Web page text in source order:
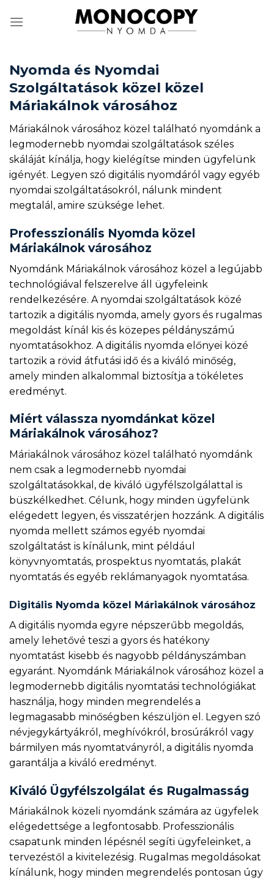
Nyomda és Nyomdai
Szolgáltatások közel közel
Máriakálnok városához
Máriakálnok városához közel található nyomdánk a
legmodernebb nyomdai szolgáltatások széles
skáláját kínálja, hogy kielégítse minden ügyfelünk
igényét. Legyen szó digitális nyomdáról vagy egyéb
nyomdai szolgáltatásokról, nálunk mindent
megtalál, amire szüksége lehet.
Professzionális Nyomda közel
Máriakálnok városához
Nyomdánk Máriakálnok városához közel a legújabb
technológiával felszerelve áll ügyfeleink
rendelkezésére. A nyomdai szolgáltatások közé
tartozik a digitális nyomda, amely gyors és rugalmas
megoldást kínál kis és közepes példányszámú
nyomtatásokhoz. A digitális nyomda előnyei közé
tartozik a rövid átfutási idő és a kiváló minőség,
amely minden alkalommal biztosítja a tökéletes
eredményt.
Miért válassza nyomdánkat közel
Máriakálnok városához?
Máriakálnok városához közel található nyomdánk
nem csak a legmodernebb nyomdai
szolgáltatásokkal, de kiváló ügyfélszolgálattal is
büszkélkedhet. Célunk, hogy minden ügyfelünk
elégedett legyen, és visszatérjen hozzánk. A digitális
nyomda mellett számos egyéb nyomdai
szolgáltatást is kínálunk, mint például
könyvnyomtatás, prospektus nyomtatás, plakát
nyomtatás és egyéb reklámanyagok nyomtatása.
Digitális Nyomda közel Máriakálnok városához
A digitális nyomda egyre népszerűbb megoldás,
amely lehetővé teszi a gyors és hatékony
nyomtatást kisebb és nagyobb példányszámban
egyaránt. Nyomdánk Máriakálnok városához közel a
legmodernebb digitális nyomtatási technológiákat
használja, hogy minden megrendelés a
legmagasabb minőségben készüljön el. Legyen szó
névjegykártyákról, meghívókról, brosúrákról vagy
bármilyen más nyomtatványról, a digitális nyomda
garantálja a kiváló eredményt.
Kiváló Ügyfélszolgálat és Rugalmasság
Máriakálnok közeli nyomdánk számára az ügyfelek
elégedettsége a legfontosabb. Professzionális
csapatunk minden lépésnél segíti ügyfeleinket, a
tervezéstől a kivitelezésig. Rugalmas megoldásokat
kínálunk, hogy minden megrendelés pontosan úgy